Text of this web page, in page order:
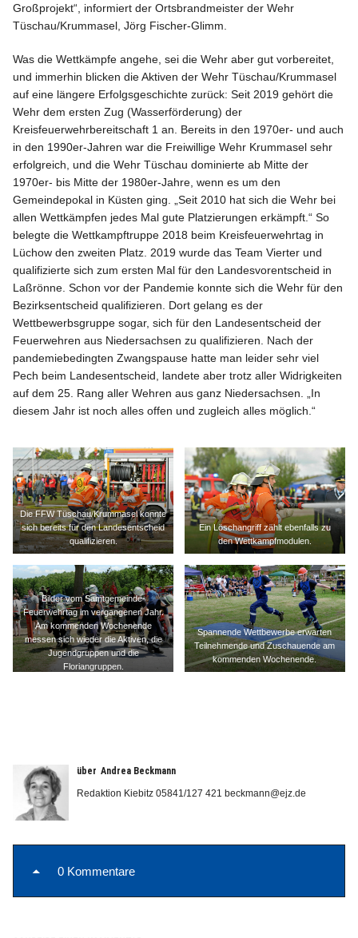
Großprojekt“, informiert der Ortsbrandmeister der Wehr
Tüschau/Krummasel, Jörg Fischer-Glimm.
Was die Wettkämpfe angehe, sei die Wehr aber gut vorbereitet,
und immerhin blicken die Aktiven der Wehr Tüschau/Krummasel
auf eine längere Erfolgsgeschichte zurück: Seit 2019 gehört die
Wehr dem ersten Zug (Wasserförderung) der
Kreisfeuerwehrbereitschaft 1 an. Bereits in den 1970er- und auch
in den 1990er-Jahren war die Freiwillige Wehr Krummasel sehr
erfolgreich, und die Wehr Tüschau dominierte ab Mitte der
1970er- bis Mitte der 1980er-Jahre, wenn es um den
Gemeindepokal in Küsten ging. „Seit 2010 hat sich die Wehr bei
allen Wettkämpfen jedes Mal gute Platzierungen erkämpft.“ So
belegte die Wettkampftruppe 2018 beim Kreisfeuerwehrtag in
Lüchow den zweiten Platz. 2019 wurde das Team Vierter und
qualifizierte sich zum ersten Mal für den Landesvorentscheid in
Laßrönne. Schon vor der Pandemie konnte sich die Wehr für den
Bezirksentscheid qualifizieren. Dort gelang es der
Wettbewerbsgruppe sogar, sich für den Landesentscheid der
Feuerwehren aus Niedersachsen zu qualifizieren. Nach der
pandemiebedingten Zwangspause hatte man leider sehr viel
Pech beim Landesentscheid, landete aber trotz aller Widrigkeiten
auf dem 25. Rang aller Wehren aus ganz Niedersachsen. „In
diesem Jahr ist noch alles offen und zugleich alles möglich.“
Die FFW Tüschau/Krummasel konnte
sich bereits für den Landesentscheid
qualifizieren.
Ein Löschangriff zählt ebenfalls zu
den Wettkampfmodulen.
Bilder vom Samtgemeinde-
Feuerwehrtag im vergangenen Jahr.
Am kommenden Wochenende
messen sich wieder die Aktiven, die
Jugendgruppen und die
Floriangruppen.
Spannende Wettbewerbe erwarten
Teilnehmende und Zuschauende am
kommenden Wochenende.
über Andrea Beckmann
Redaktion Kiebitz 05841/127 421 beckmann@ejz.de
0 Kommentare